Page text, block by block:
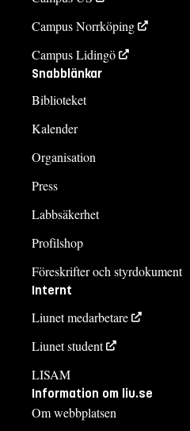
Campus Norrköping
Campus Lidingö
Snabblänkar
Biblioteket
Kalender
Organisation
Press
Labbsäkerhet
Profilshop
Föreskrifter och styrdokument
Internt
Liunet medarbetare
Liunet student
LISAM
Information om liu.se
Om webbplatsen